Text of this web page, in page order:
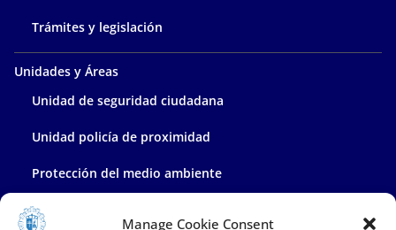
Manage Cookie Consent
Trámites y legislación
Unidades y Áreas
Unidad de seguridad ciudadana
Unidad policía de proximidad
Protección del medio ambiente
Policía administrativa